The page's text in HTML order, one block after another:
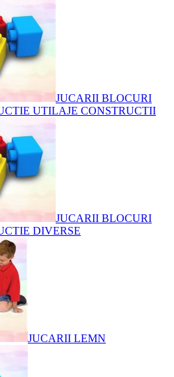
JUCARII BLOCURI
UTILAJE CONSTRUCTII
JUCARII BLOCURI
DIVERSE
JUCARII LEMN